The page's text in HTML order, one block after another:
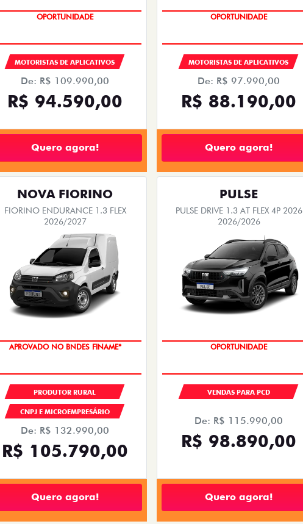
OPORTUNIDADE
MOTORISTAS DE APLICATIVOS
De: R$ 109.990,00
R$ 94.590,00
Quero agora!
OPORTUNIDADE
MOTORISTAS DE APLICATIVOS
De: R$ 97.990,00
R$ 88.190,00
Quero agora!
NOVA FIORINO
FIORINO ENDURANCE 1.3 FLEX
2026/2027
APROVADO NO BNDES FINAME*
PRODUTOR RURAL
CNPJ E MICROEMPRESÁRIO
De: R$ 132.990,00
R$ 105.790,00
Quero agora!
PULSE
PULSE DRIVE 1.3 AT FLEX 4P 2026
2026/2026
OPORTUNIDADE
VENDAS PARA PCD
De: R$ 115.990,00
R$ 98.890,00
Quero agora!